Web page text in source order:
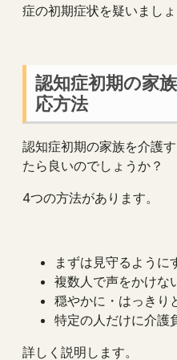
症の初期症状を疑いましょ
認知症初期の家
応方法
認知症初期の家族を介護
たら良いのでしょうか？
4つの方法があります。
まずは見守るように
複数人で声をかけな
穏やかに・はっきり
特定の人だけに介護
詳しく説明します。